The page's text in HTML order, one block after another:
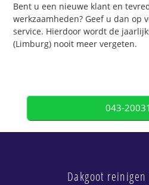
Bent u een nieuwe klant en
werkzaamheden? Geef u dan op
service. Hierdoor wordt de
(Limburg) nooit meer vergeten.
043-
Dakgoot